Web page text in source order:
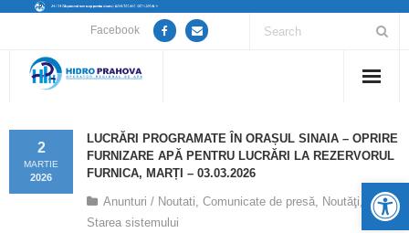
Facebook
Despre noi
Anunțuri lucrări / opriri apă
LUCRĂRI PROGRAMATE ÎN ORAȘUL SINAIA – OPRIRE
FURNIZARE APĂ PENTRU LUCRĂRI LA REZERVORUL
FURNICA, MARȚI – 03.03.2026
2
MARTIE
2026
Anunturi / Noutati, Comunicate de presă, Noutăţi,
Starea sistemului